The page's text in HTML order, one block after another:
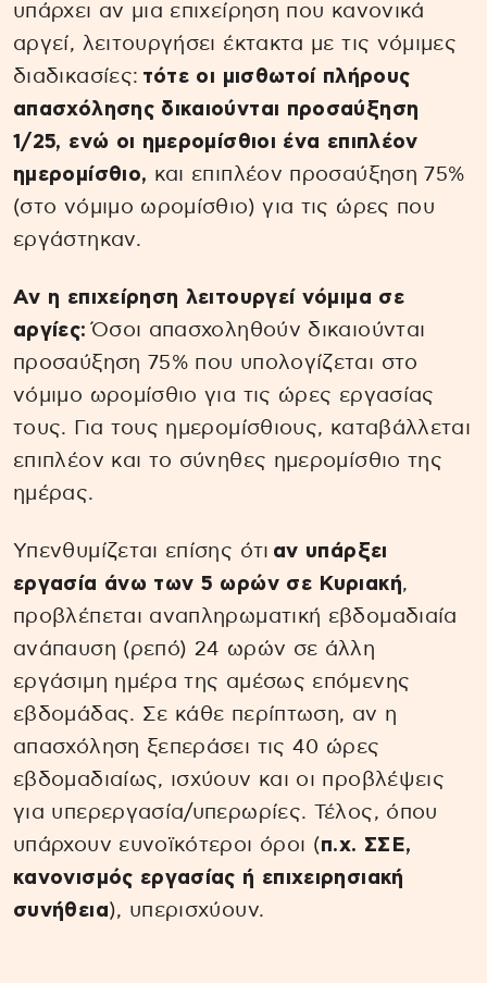
υπάρχει αν μια επιχείρηση που κανονικά
αργεί, λειτουργήσει έκτακτα με τις νόμιμες
διαδικασίες: τότε οι μισθωτοί πλήρους
απασχόλησης δικαιούνται προσαύξηση
1/25, ενώ οι ημερομίσθιοι ένα επιπλέον
ημερομίσθιο, και επιπλέον προσαύξηση 75%
(στο νόμιμο ωρομίσθιο) για τις ώρες που
εργάστηκαν.
Αν η επιχείρηση λειτουργεί νόμιμα σε
αργίες: Όσοι απασχοληθούν δικαιούνται
προσαύξηση 75% που υπολογίζεται στο
νόμιμο ωρομίσθιο για τις ώρες εργασίας
τους. Για τους ημερομίσθιους, καταβάλλεται
επιπλέον και το σύνηθες ημερομίσθιο της
ημέρας.
Υπενθυμίζεται επίσης ότι αν υπάρξει
εργασία άνω των 5 ωρών σε Κυριακή,
προβλέπεται αναπληρωματική εβδομαδιαία
ανάπαυση (ρεπό) 24 ωρών σε άλλη
εργάσιμη ημέρα της αμέσως επόμενης
εβδομάδας. Σε κάθε περίπτωση, αν η
απασχόληση ξεπεράσει τις 40 ώρες
εβδομαδιαίως, ισχύουν και οι προβλέψεις
για υπερεργασία/υπερωρίες. Τέλος, όπου
υπάρχουν ευνοϊκότεροι όροι (π.χ. ΣΣΕ,
κανονισμός εργασίας ή επιχειρησιακή
συνήθεια), υπερισχύουν.